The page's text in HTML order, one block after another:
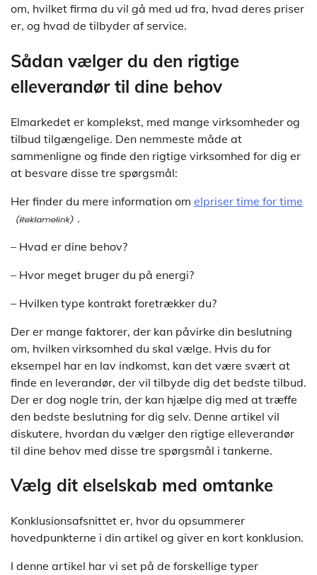
om, hvilket firma du vil gå med ud fra, hvad deres priser
er, og hvad de tilbyder af service.
Sådan vælger du den rigtige
elleverandør til dine behov
Elmarkedet er komplekst, med mange virksomheder og
tilbud tilgængelige. Den nemmeste måde at
sammenligne og finde den rigtige virksomhed for dig er
at besvare disse tre spørgsmål:
Her finder du mere information om elpriser time for time
.
– Hvad er dine behov?
– Hvor meget bruger du på energi?
– Hvilken type kontrakt foretrækker du?
Der er mange faktorer, der kan påvirke din beslutning
om, hvilken virksomhed du skal vælge. Hvis du for
eksempel har en lav indkomst, kan det være svært at
finde en leverandør, der vil tilbyde dig det bedste tilbud.
Der er dog nogle trin, der kan hjælpe dig med at træffe
den bedste beslutning for dig selv. Denne artikel vil
diskutere, hvordan du vælger den rigtige elleverandør
til dine behov med disse tre spørgsmål i tankerne.
Vælg dit elselskab med omtanke
Konklusionsafsnittet er, hvor du opsummerer
hovedpunkterne i din artikel og giver en kort konklusion.
I denne artikel har vi set på de forskellige typer